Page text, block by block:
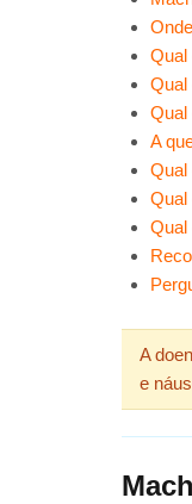
Qual
Qual
Qual
A
Qual
Qual
Qual
A
e